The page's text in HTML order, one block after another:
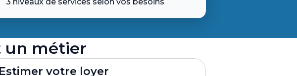
un métier
Estimer votre loyer